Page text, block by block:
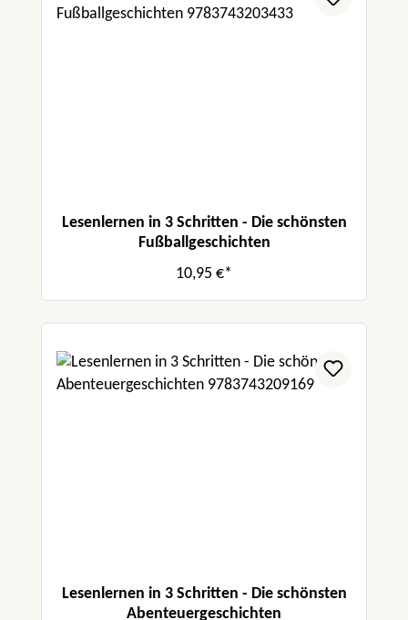
Lesenlernen in 3 Schritten - Die schönsten
Fußballgeschichten
10,95 €*
Lesenlernen in 3 Schritten - Die schönsten
Abenteuergeschichten